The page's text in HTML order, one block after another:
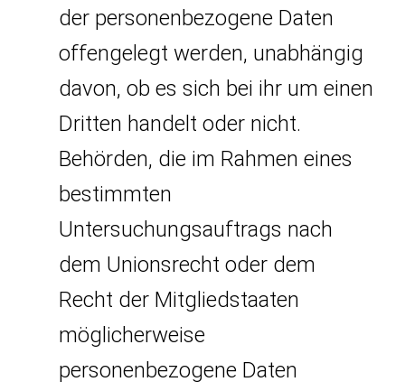
der personenbezogene Daten
offengelegt werden, unabhängig
davon, ob es sich bei ihr um einen
Dritten handelt oder nicht.
Behörden, die im Rahmen eines
bestimmten
Untersuchungsauftrags nach
dem Unionsrecht oder dem
Recht der Mitgliedstaaten
möglicherweise
personenbezogene Daten